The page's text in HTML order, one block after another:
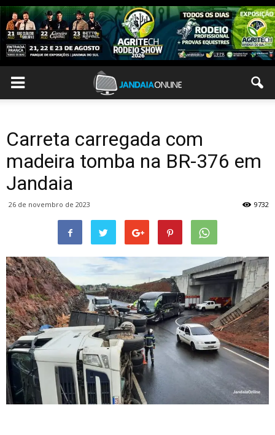
Carreta carregada com
madeira tomba na BR-376 em
Jandaia
26 de novembro de 2023 9732